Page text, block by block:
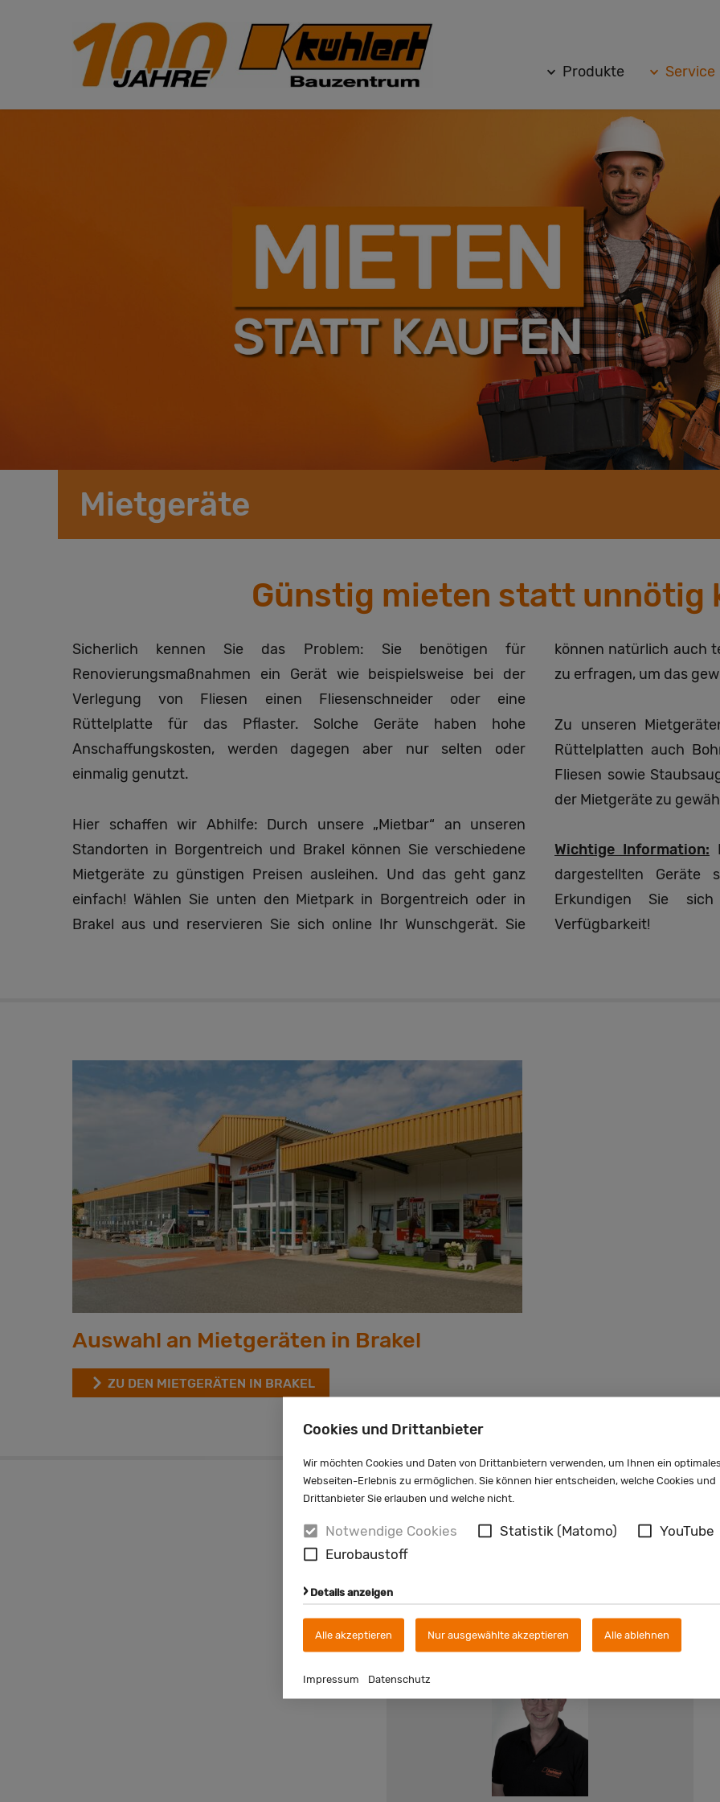
Cookies und Drittanbieter
Wir möchten Cookies und Daten von Drittanbietern verwenden, um Ihnen ein
Webseiten-Erlebnis zu ermöglichen. Sie können hier entscheiden, welche Cookies und
Drittanbieter Sie erlauben und welche nicht.
Notwendige Cookies Statistik (Matomo)
YouTube
Eurobaustoff
Details anzeigen
Alle akzeptieren Nur ausgewählte akzeptieren Alle ablehnen
Impressum Datenschutz
Produkte Service
Mietgeräte
Günstig mieten statt unnötig
Sicherlich kennen Sie das Problem: Sie benötigen für
Renovierungsmaßnahmen ein Gerät wie beispielsweise bei der
Verlegung von Fliesen einen Fliesenschneider oder eine
Rüttelplatte für das Pflaster. Solche Geräte haben hohe
Anschaffungskosten, werden dagegen aber nur selten oder
einmalig genutzt.
Hier schaffen wir Abhilfe: Durch unsere „Mietbar“ an unseren
Standorten in Borgentreich und Brakel können Sie verschiedene
Mietgeräte zu günstigen Preisen ausleihen. Und das geht ganz
einfach! Wählen Sie unten den Mietpark in Borgentreich oder in
Brakel aus und reservieren Sie sich online Ihr Wunschgerät. Sie
können natürlich auch
zu erfragen, um das
Zu unseren
Rüttelplatten auch
Fliesen sowie
der Mietgeräte zu
Wichtige Information:
dargestellten Geräte
Erkundigen Sie
Verfügbarkeit!
Auswahl an Mietgeräten in Brakel
ZU DEN MIETGERÄTEN IN BRAKEL
Kontaktieren Sie uns!
Standort
Brakel